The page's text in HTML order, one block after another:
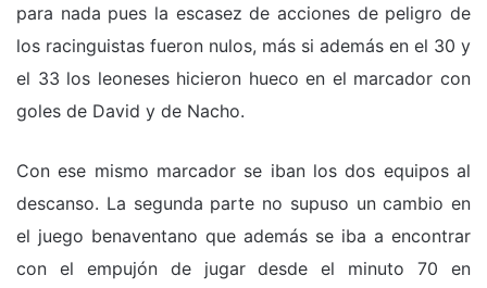
para nada pues la escasez de acciones de peligro de
los racinguistas fueron nulos, más si además en el 30 y
el 33 los leoneses hicieron hueco en el marcador con
goles de David y de Nacho.
Con ese mismo marcador se iban los dos equipos al
descanso. La segunda parte no supuso un cambio en
el juego benaventano que además se iba a encontrar
con el empujón de jugar desde el minuto 70 en